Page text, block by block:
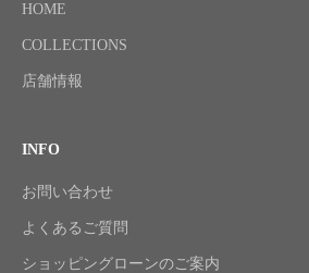
HOME
COLLECTIONS
店舗情報
INFO
お問い合わせ
よくあるご質問
ショッピングローンのご案内